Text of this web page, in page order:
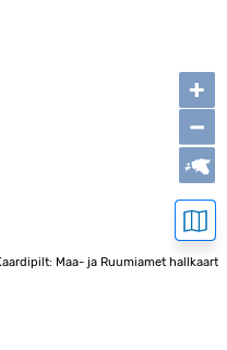
+
−
Maa- ja Ruumiamet hallkaart